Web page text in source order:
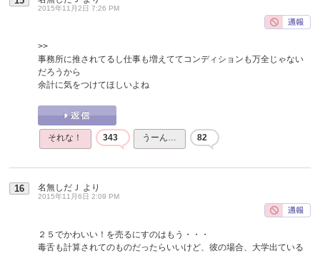
2015年11月2日 7:26 PM
>>
事務所に推されてるし仕事も増えててコンディションも万全じゃない
だろうから
余計に気をつけてほしいよね
それな！ 343 うーん… 82
16 名無しだＪ より
2015年11月6日 2:09 PM
２５でかわいい！を売るにすのはもう・・・
毒舌も計算されてのものだったらいいけど、彼の場合、大学出ている